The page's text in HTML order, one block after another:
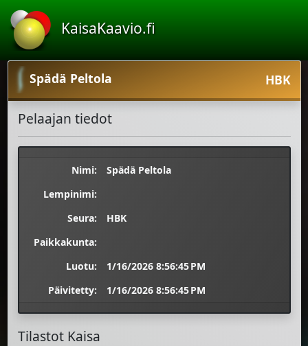
KaisaKaavio.fi
Spädä Peltola HBK
Pelaajan tiedot
Nimi:
Spädä Peltola
Lempinimi:
Seura:
HBK
Paikkakunta:
Luotu:
1/16/2026 8:56:45 PM
Päivitetty:
1/16/2026 8:56:45 PM
Tilastot Kaisa